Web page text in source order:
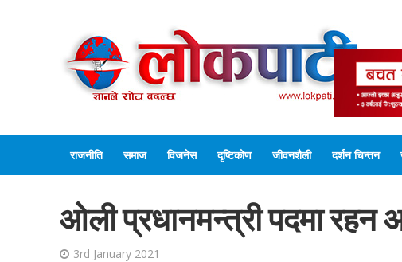
राजनीति समाज विजनेस दृष्टिकोण जीवनशैली दर्शन चिन्तन
ओली प्रधानमन्त्री पदमा रहन
3rd January 2021